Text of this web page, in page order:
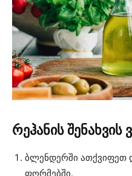
რეჰანის შენახვის
ბლენდერში ათქვიფეთ
ფორმებში.